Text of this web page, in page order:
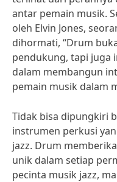
antar pemain musik.
oleh Elvin Jones,
dihormati, “Drum
pendukung, tapi juga
dalam membangun
pemain musik dalam
Tidak bisa dipungkiri
instrumen perkusi
jazz. Drum
unik dalam setiap
pecinta musik jazz,